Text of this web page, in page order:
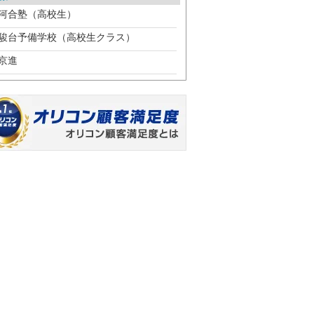
合塾（高校生）
台予備学校（高校生クラス）
進